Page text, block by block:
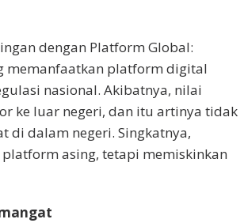
dengan Platform Global:
memanfaatkan platform digital
nasional. Akibatnya, nilai
ke luar negeri, dan itu artinya tidak
di dalam negeri. Singkatnya,
asing, tetapi memiskinkan